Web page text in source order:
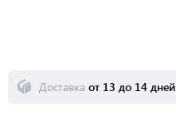
Доставка от 13 до 14 дней